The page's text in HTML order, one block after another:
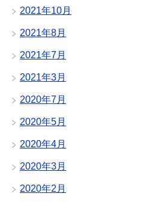
2021年10月
2021年8月
2021年7月
2021年3月
2020年7月
2020年5月
2020年4月
2020年3月
2020年2月